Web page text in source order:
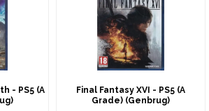
- PS5 (A
Final Fantasy XVI - PS5 (A
Grade) (Genbrug)